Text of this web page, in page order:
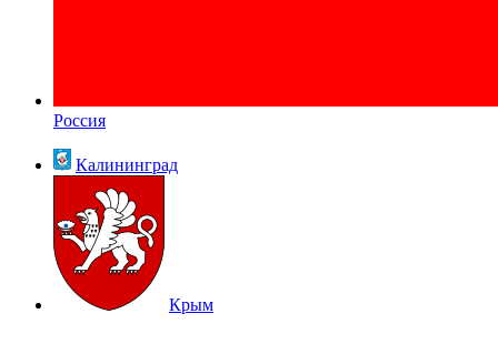
Россия
Калининград
Крым